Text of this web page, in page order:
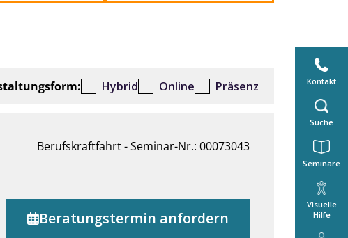
Kontakt
Suche
Seminare
Visuelle
Hilfe
Hybrid Online Präsenz
Berufskraftfahrt - Seminar-Nr.: 00073043
Beratungstermin anfordern